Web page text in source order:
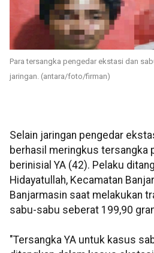
Para tersangka pengedar ekstasi dan
jaringan. (antara/foto/firman)
Selain jaringan pengedar
berhasil meringkus tersangka
berinisial YA (42). Pelaku
Hidayatullah, Kecamatan
Banjarmasin saat melakukan
sabu-sabu seberat 199,90
"Tersangka YA untuk kasus